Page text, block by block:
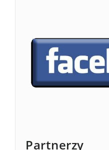
Partnerzy